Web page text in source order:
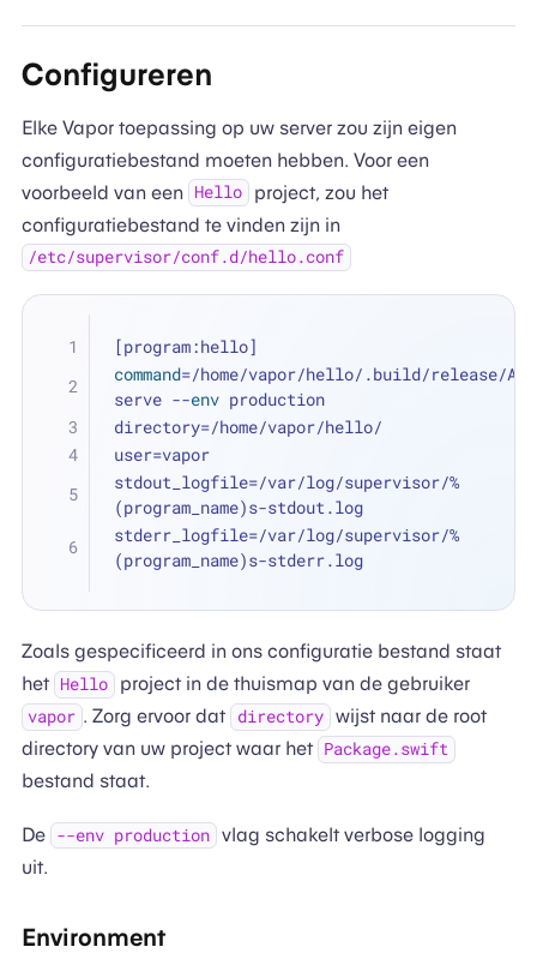
Configureren
Elke Vapor toepassing op uw server zou zijn eigen
configuratiebestand moeten hebben. Voor een
voorbeeld van een Hello
project, zou het
configuratiebestand te vinden zijn in
/etc/supervisor/conf.d/hello.conf
[program:hello]
command=/home/vapor/hello/.build/release/App
serve --env production
directory=/home/vapor/hello/
user=vapor
stdout_logfile=/var/log/supervisor/%
(program_name)s-stdout.log
stderr_logfile=/var/log/supervisor/%
(program_name)s-stderr.log
Zoals gespecificeerd in ons configuratie bestand staat
het Hello project in de thuismap van de gebruiker
vapor . Zorg ervoor dat directory wijst naar de root
directory van uw project waar het Package.swift
bestand staat.
De --env production vlag schakelt verbose logging
uit.
Environment